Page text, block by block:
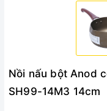
Nồi nấu bột Anod
SH99-14M3 14cm